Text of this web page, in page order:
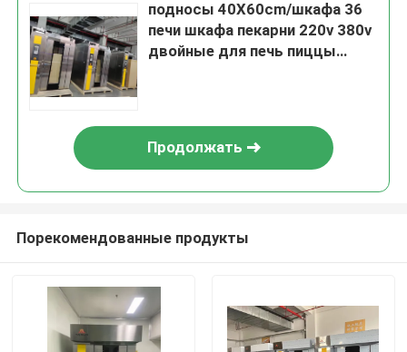
подносы 40X60cm/шкафа 36
печи шкафа пекарни 220v 380v
двойные для печь пиццы
Продолжать
Порекомендованные продукты